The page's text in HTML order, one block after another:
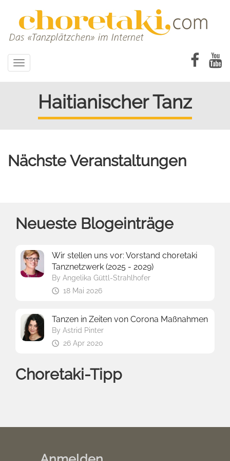
Toggle
navigation
Haitianischer Tanz
Nächste Veranstaltungen
Neueste Blogeinträge
Wir stellen uns vor: Vorstand choretaki
Tanznetzwerk (2025 - 2029)
ByAngelika Güttl-Strahlhofer
18 Mai 2026
Tanzen in Zeiten von Corona Maßnahmen
ByAstrid Pinter
26 Apr 2020
Choretaki-Tipp